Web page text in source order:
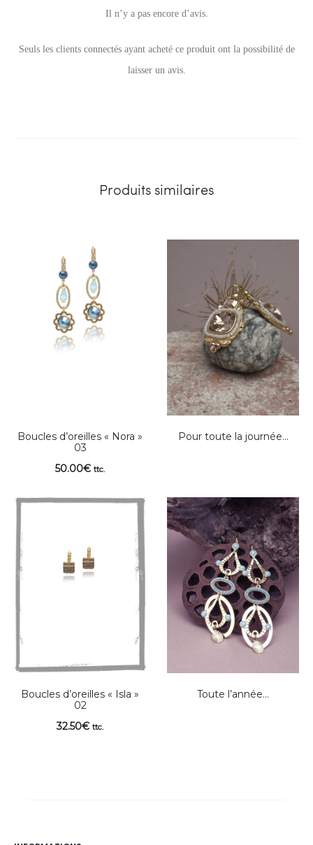
A
Il n’y a pas encore d’avis.
Seuls les clients connectés ayant acheté ce produit ont la possibilité de
laisser un avis.
Produits similaires
Boucles d’oreilles « Nora »
03
50.00€ ttc.
Pour toute la journée…
Boucles d’oreilles « Isla »
02
32.50€ ttc.
Toute l’année…